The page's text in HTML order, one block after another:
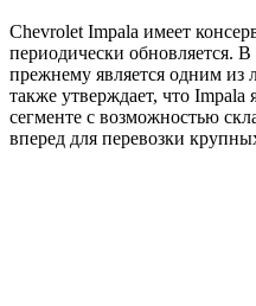
Chevrolet Impala имеет
периодически обновляется.
прежнему является одним из
также утверждает, что
сегменте с возможностью
вперед для перевозки